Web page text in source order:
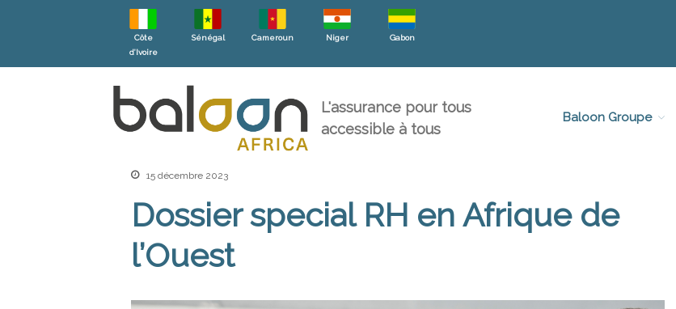
Côte
d’Ivoire
Sénégal Cameroun Niger Gabon
L'assurance pour tous
accessible à tous
Baloon Groupe
15 décembre 2023
Dossier special RH en Afrique de
l’Ouest